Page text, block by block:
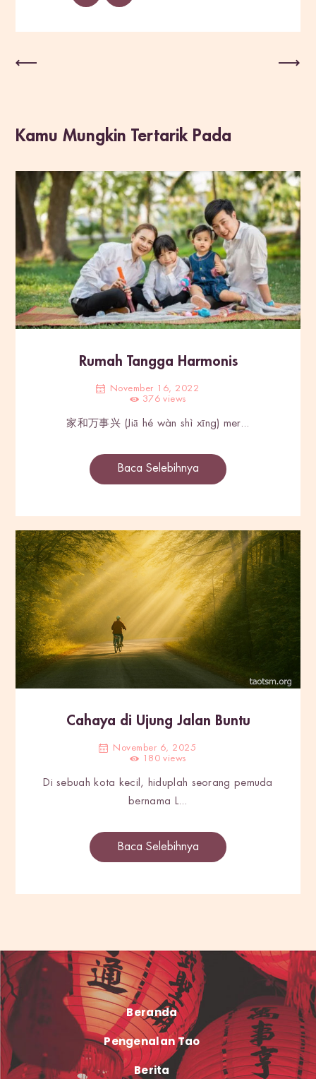
Kamu Mungkin Tertarik Pada
Rumah Tangga Harmonis
November 16, 2022
376 views
家和万事兴 (Jiā hé wàn shì xīng) mer...
Baca Selebihnya
Cahaya di Ujung Jalan Buntu
November 6, 2025
180 views
Di sebuah kota kecil, hiduplah seorang pemuda
bernama L...
Baca Selebihnya
Beranda
Pengenalan Tao
Berita